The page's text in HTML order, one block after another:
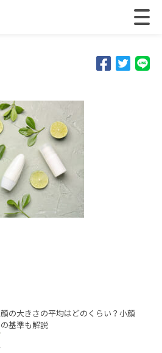
顔の大きさの平均はどのくらい？小顔
の基準も解説